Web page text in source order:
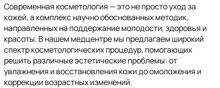
Современная косметология — это не просто уход за
кожей, а комплекс научно обоснованных методик,
направленных на поддержание молодости, здоровья и
красоты. В нашем медцентре мы предлагаем широкий
спектр косметологических процедур, помогающих
решить различные эстетические проблемы: от
увлажнения и восстановления кожи до омоложения и
коррекции возрастных изменений.